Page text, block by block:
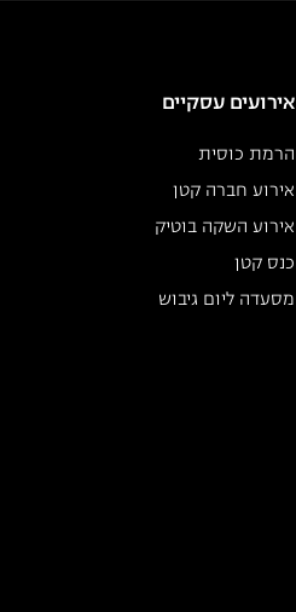
אירועים עסקיים
הרמת כוסית
אירוע חברה קטן
אירוע השקה בוטיק
כנס קטן
מסעדה ליום גיבוש